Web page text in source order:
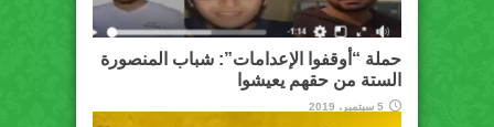
حملة “أوقفوا الإعدامات”: شباب المنصورة
الستة من حقهم يعيشوا
5 سبتمبر، 2019